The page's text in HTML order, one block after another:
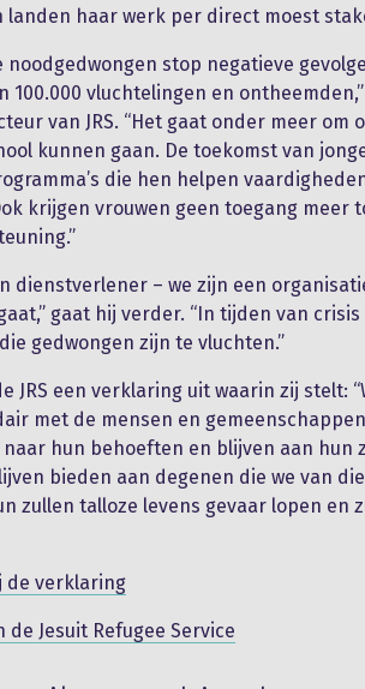
landen haar werk per direct moest
noodgedwongen stop negatieve
100.000 vluchtelingen en
van JRS. “Het gaat onder meer om
kunnen gaan. De toekomst van
die hen helpen
krijgen vrouwen geen toegang meer
dienstverlener – we zijn een
gaat hij verder. “In tijden van
gedwongen zijn te vluchten.”
JRS een verklaring uit waarin zij stelt:
met de mensen en
hun behoeften en blijven aan hun
bieden aan degenen die we van
zullen talloze levens gevaar lopen en
de verklaring
Jesuit Refugee Service